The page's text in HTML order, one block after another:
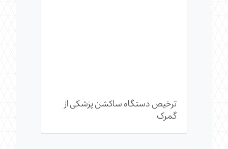
ترخیص دستگاه ساکشن پزشکی از
گمرک